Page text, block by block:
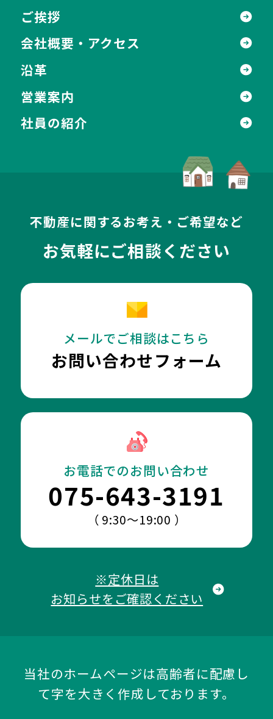
ご挨拶
会社概要・アクセス
沿革
営業案内
社員の紹介
不動産に関するお考え・ご希望など
お気軽にご相談ください
メールでご相談はこちら
お問い合わせフォーム
お電話でのお問い合わせ
075-643-3191
（ 9:30～19:00 ）
※定休日は
お知らせをご確認ください
当社のホームページは高齢者に配慮し
て字を大きく作成しております。